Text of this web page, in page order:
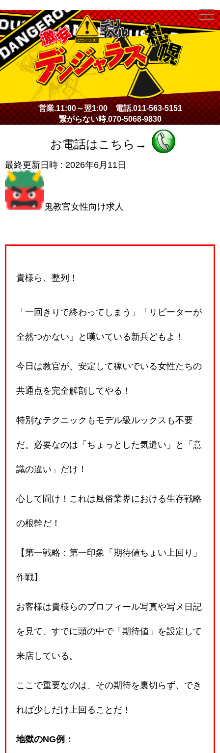
激安デリヘル・デンジャラス札幌
営業.11:00～翌1:00電話.011-563-5151
繋がらない時.070-5068-9830
お電話はこちら→
最終更新日時 : 2026年6月11日
鬼教官女性向け求人
貴様ら、整列！
「一回きりで終わってしまう」「リピーターが
全然つかない」と嘆いている新兵どもよ！
今日は教官が、安定して稼いでいる女性たちの
共通点を完全解剖してやる！
特別なテクニックもモデル級ルックスも不要
だ。必要なのは「ちょっとした気遣い」と「意
識の違い」だけ！
心して聞け！これは風俗業界における生存戦略
の根幹だ！
【第一戦略：第一印象「期待値ちょい上回り」
作戦】
お客様は貴様らのプロフィール写真や写メ日記
を見て、すでに頭の中で「期待値」を設定して
来店している。
ここで重要なのは、その期待を裏切らず、でき
れば少しだけ上回ることだ！
地獄のNG例：